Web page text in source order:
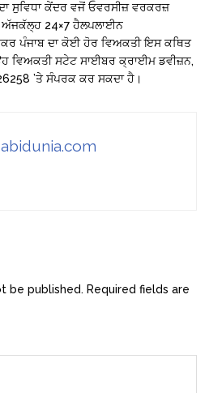
ਸੁਵਿਧਾ ਕੇਂਦਰ ਵਜੋਂ ਓਵਰਸੀਜ਼ ਵਰਕਰਜ਼
24×7 ਹੈਲਪਲਾਈਨ
ਪੰਜਾਬ ਦਾ ਕੋਈ ਹੋਰ ਵਿਅਕਤੀ ਇਸ ਕਥਿਤ
ਵਿਅਕਤੀ ਸਟੇਟ ਸਾਈਬਰ ਕ੍ਰਾਈਮ ਡਵੀਜ਼ਨ,
’ਤੇ ਸੰਪਰਕ ਕਰ ਸਕਦਾ ਹੈ।
be published. Required fields are